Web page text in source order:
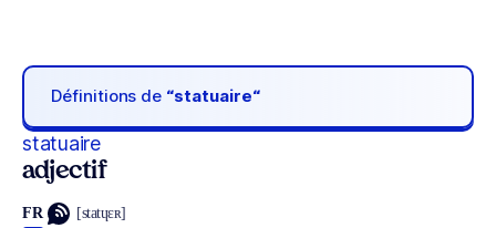
Définitions de “statuaire“
statuaire
adjectif
FR [statɥɛʀ]